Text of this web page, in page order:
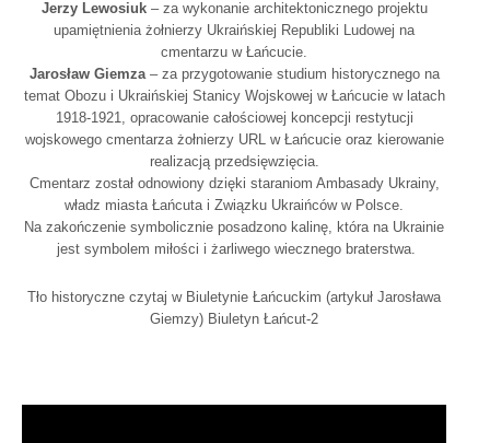
Jerzy Lewosiuk– za wykonanie architektonicznego projektu
upamiętnienia żołnierzy Ukraińskiej Republiki Ludowej na
cmentarzu w Łańcucie.
Jarosław Giemza– za przygotowanie studium historycznego na
temat Obozu i Ukraińskiej Stanicy Wojskowej w Łańcucie w latach
1918-1921, opracowanie całościowej koncepcji restytucji
wojskowego cmentarza żołnierzy URL w Łańcucie oraz kierowanie
realizacją przedsięwzięcia.
Cmentarz został odnowiony dzięki staraniom Ambasady Ukrainy,
władz miasta Łańcuta i Związku Ukraińców w Polsce.
Na zakończenie symbolicznie posadzono kalinę, która na Ukrainie
jest symbolem miłości i żarliwego wiecznego braterstwa.
Tło historyczne czytaj w Biuletynie Łańcuckim (artykuł Jarosława
Giemzy) Biuletyn Łańcut-2